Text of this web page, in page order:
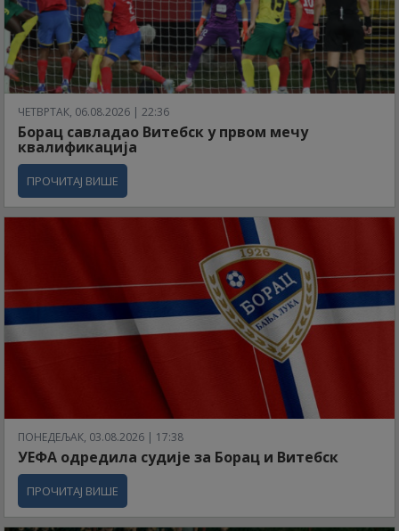
ЧЕТВРТАК, 06.08.2026 | 22:36
Борац савладао Витебск у првом мечу
квалификација
ПРОЧИТАЈ ВИШЕ
ПОНЕДЕЉАК, 03.08.2026 | 17:38
УЕФА одредила судије за Борац и Витебск
ПРОЧИТАЈ ВИШЕ